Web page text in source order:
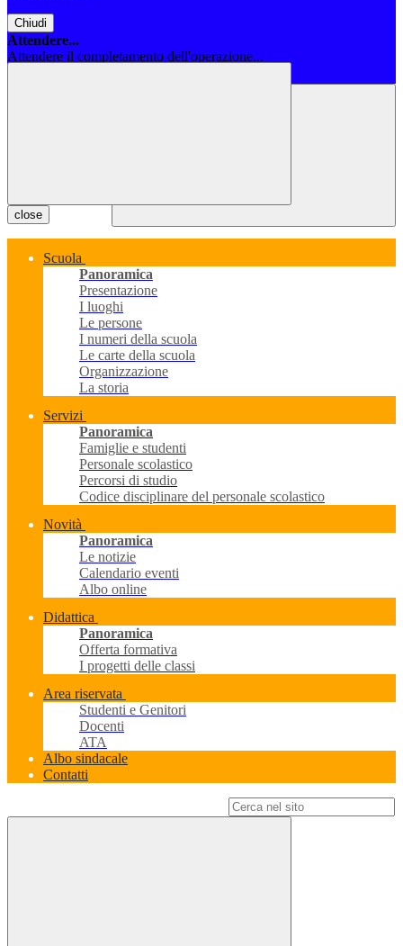
Chiudi
Attendere...
Attendere il completamento dell'operazione...
close
Scuola
Panoramica
Presentazione
I luoghi
Le persone
I numeri della scuola
Le carte della scuola
Organizzazione
La storia
Servizi
Panoramica
Famiglie e studenti
Personale scolastico
Percorsi di studio
Codice disciplinare del personale scolastico
Novità
Panoramica
Le notizie
Calendario eventi
Albo online
Didattica
Panoramica
Offerta formativa
I progetti delle classi
Area riservata
Studenti e Genitori
Docenti
ATA
Albo sindacale
Contatti